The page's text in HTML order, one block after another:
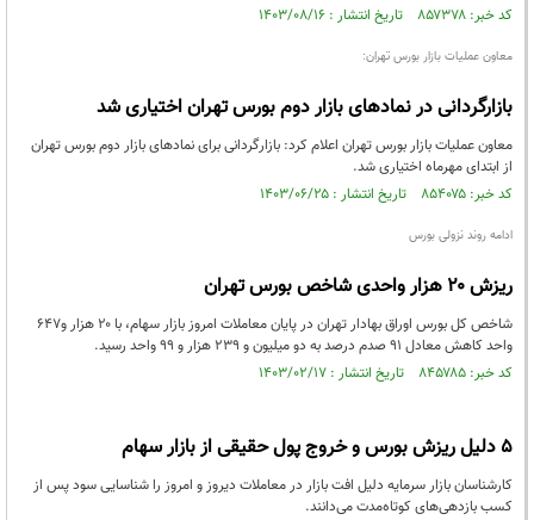
کد خبر: ۸۵۷۳۷۸ تاریخ انتشار : ۱۴۰۳/۰۸/۱۶
معاون عملیات بازار بورس تهران:
بازارگردانی در نمادهای بازار دوم بورس تهران اختیاری شد
معاون عملیات بازار بورس تهران اعلام کرد: بازارگردانی برای نمادهای بازار دوم بورس تهران
از ابتدای مهرماه اختیاری شد.
کد خبر: ۸۵۴۰۷۵ تاریخ انتشار : ۱۴۰۳/۰۶/۲۵
ادامه روند نزولی بورس
ریزش ۲۰ هزار واحدی شاخص بورس تهران
شاخص کل بورس اوراق بهادار تهران در پایان معاملات امروز بازار سهام، با ۲۰ هزار و۶۴۷
واحد کاهش معادل ۹۱ صدم درصد به دو میلیون و ۲۳۹ هزار و ۹۹ واحد رسید.
کد خبر: ۸۴۵۷۸۵ تاریخ انتشار : ۱۴۰۳/۰۲/۱۷
5 دلیل ریزش بورس و خروج پول حقیقی از بازار سهام
کارشناسان بازار سرمایه دلیل افت بازار در معاملات دیروز و امروز را شناسایی سود پس از
کسب بازدهی‌های کوتاه‌مدت می‌دانند.